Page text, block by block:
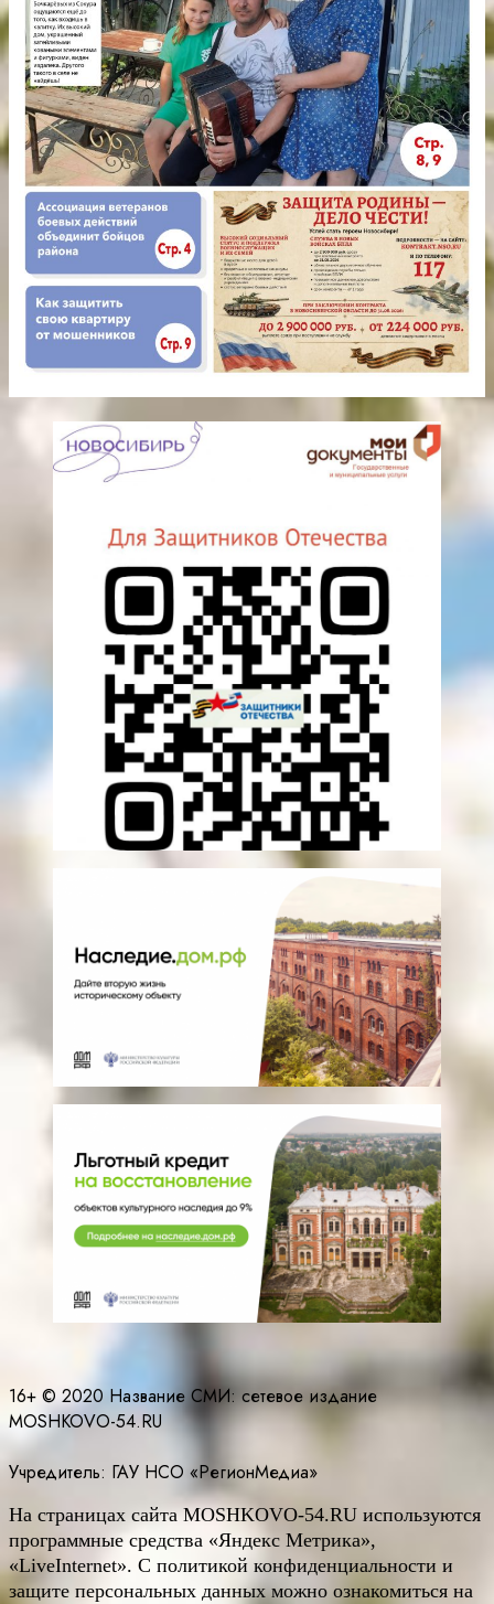
16+ © 2020 Название СМИ: cетевое издание
MOSHKOVO-54.RU
Учредитель: ГАУ НСО «РегионМедиа»
На страницах сайта MOSHKOVO-54.RU используются
программные средства «Яндекс Метрика»,
«LiveInternet». С политикой конфиденциальности и
защите персональных данных можно ознакомиться на